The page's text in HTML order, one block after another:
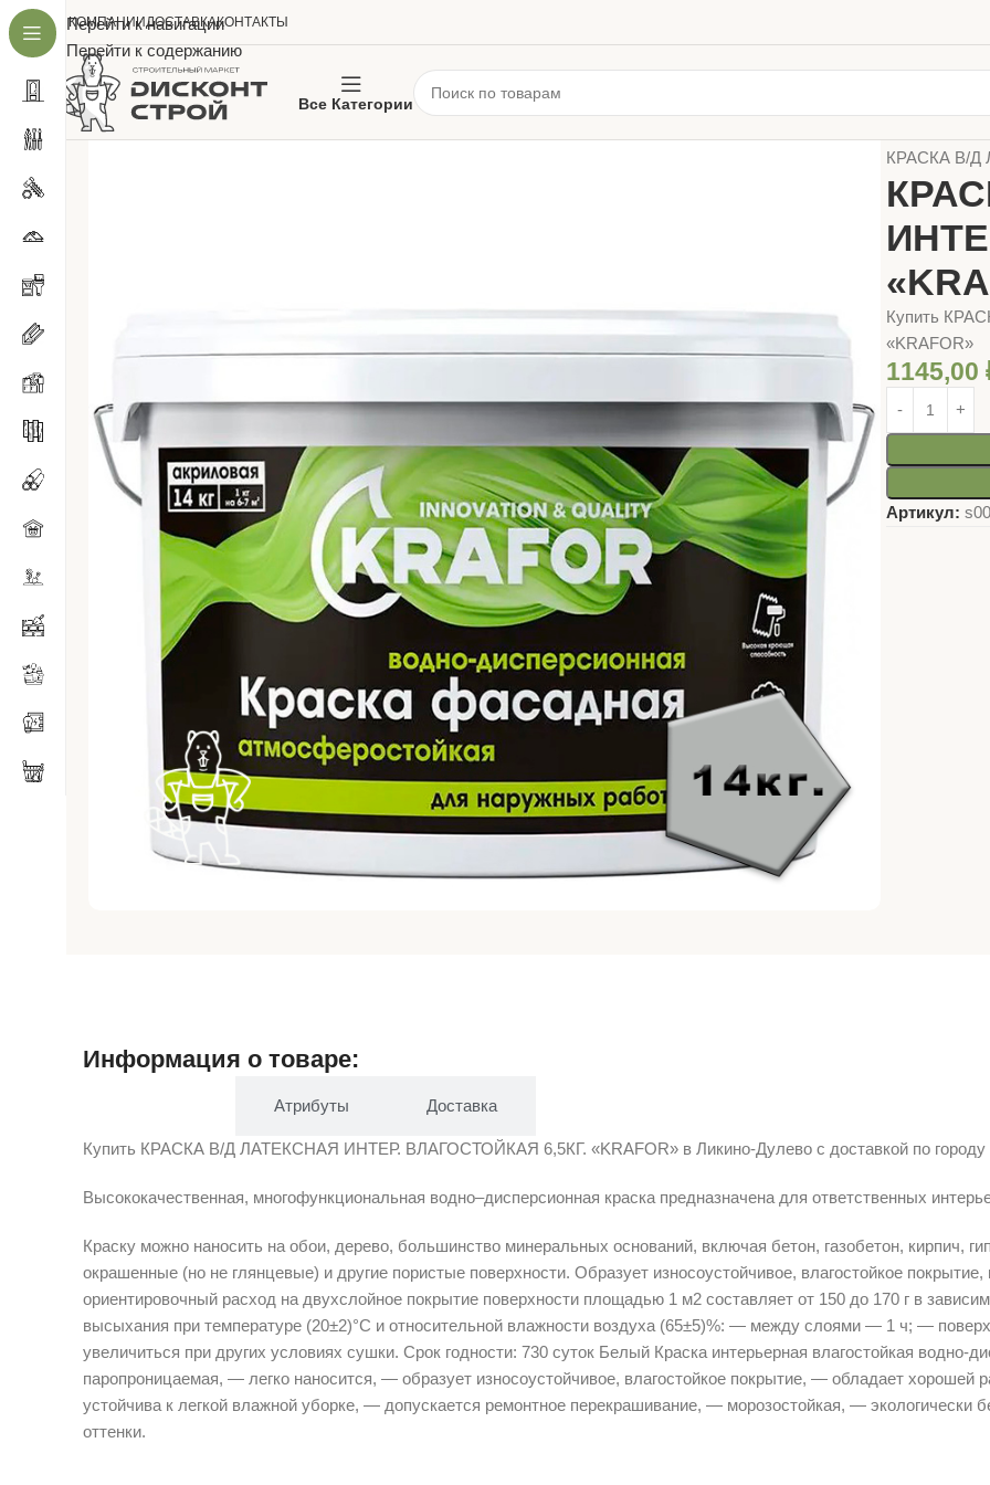
Перейти к навигации
Перейти к содержанию
О КОМПАНИИДОСТАВКАКОНТАКТЫ
Все Категории
КРАСКА В/Д
Купить
«KRAFOR»
1145,00
Артикул:
Информация о товаре:
Атрибуты Доставка
Купить КРАСКА В/Д ЛАТЕКСНАЯ ИНТЕР. ВЛАГОСТОЙКАЯ 6,5КГ. «KRAFOR» в Ликино-Дулево с доставкой по городу
Высококачественная, многофункциональная водно–дисперсионная краска предназначена для ответственных
Краску можно наносить на обои, дерево, большинство минеральных оснований, включая бетон, газобетон, кирпич,
окрашенные (но не глянцевые) и другие пористые поверхности. Образует износоустойчивое, влагостойкое
ориентировочный расход на двухслойное покрытие поверхности площадью 1 м2 составляет от 150 до 170 г в
высыхания при температуре (20±2)°С и относительной влажности воздуха (65±5)%: — между слоями — 1 ч; —
увеличиться при других условиях сушки. Срок годности: 730 суток Белый Краска интерьерная влагостойкая
паропроницаемая, — легко наносится, — образует износоустойчивое, влагостойкое покрытие, — обладает
устойчива к легкой влажной уборке, — допускается ремонтное перекрашивание, — морозостойкая, — экологически
оттенки.